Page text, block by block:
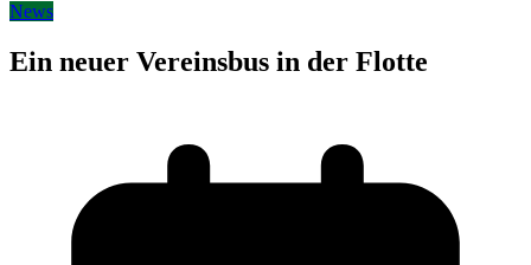
News
Ein neuer Vereinsbus in der Flotte